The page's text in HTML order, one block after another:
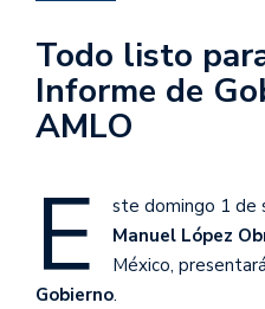
Todo listo
Informe de
AMLO
E ste domingo 1 de
Manuel López
México,
Gobierno.